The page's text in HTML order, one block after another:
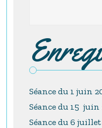
Séance du 1 juin
Séance du 15 juin
Séance du 6 juillet